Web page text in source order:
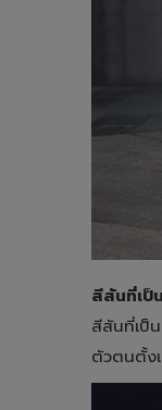
สีสันที่เ
สีสันที่เป็
ตัวตนตั้ง